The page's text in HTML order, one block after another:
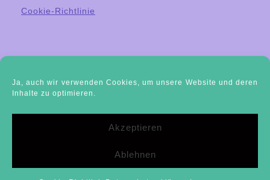
Ja, auch wir verwenden Cookies, um unsere Website und deren
Inhalte zu optimieren.
Akzeptieren
Ablehnen
Cookie-Richtlinie